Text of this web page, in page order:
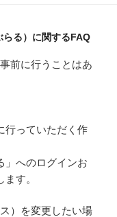
る）に関するFAQ
前に行うことはあ
行っていただく作
」へのログインお
す。
）を変更したい場